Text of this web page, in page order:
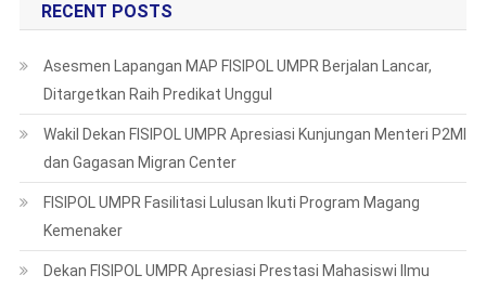
RECENT POSTS
Asesmen Lapangan MAP FISIPOL UMPR Berjalan Lancar,
Ditargetkan Raih Predikat Unggul
Wakil Dekan FISIPOL UMPR Apresiasi Kunjungan Menteri P2MI
dan Gagasan Migran Center
FISIPOL UMPR Fasilitasi Lulusan Ikuti Program Magang
Kemenaker
Dekan FISIPOL UMPR Apresiasi Prestasi Mahasiswi Ilmu